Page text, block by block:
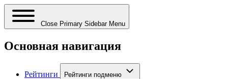
Close Primary Sidebar Menu
Основная навигация
Рейтинги Рейтинги подменю